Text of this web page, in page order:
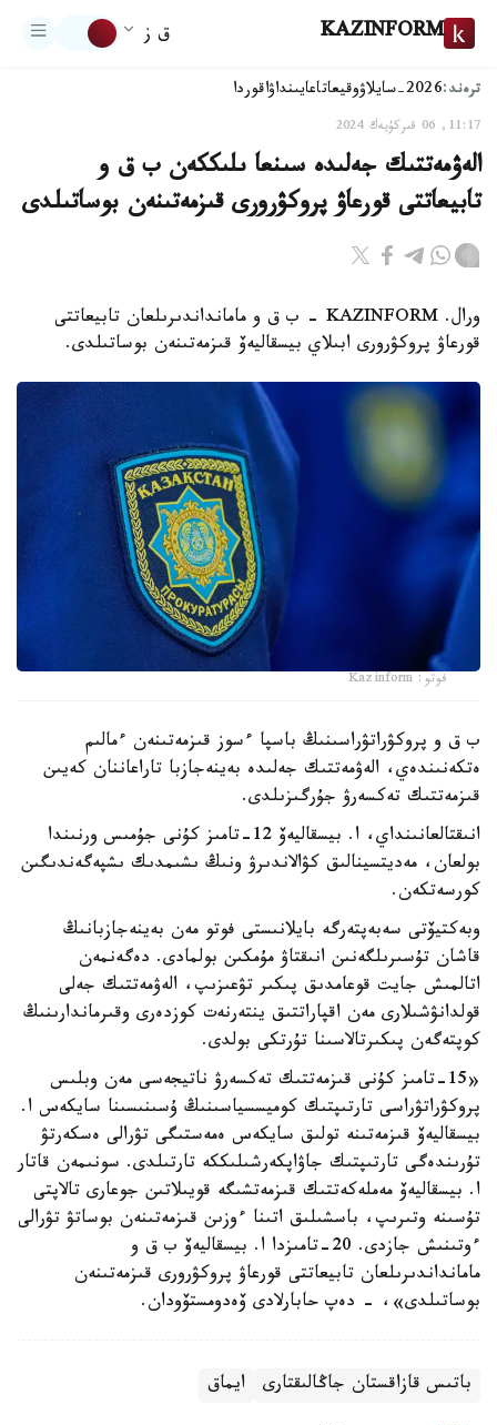
KAZINFORM ق ز
ترەند:2026-سايلاۋ وقيعاتاعايىنداۋاقوردا
11:17, 06 قىركۇيەك 2024
الەۋمەتتىك جەلىدە سىنعا ىلىككەن ب ق و
تابيعاتتى قورعاۋ پروكۋرورى قىزمەتىنەن بوساتىلدى
ورال. KAZINFORM - ب ق و مامانداندىرىلعان تابيعاتتى
قورعاۋ پروكۋرورى ابىلاي بيسقاليەۆ قىزمەتىنەن بوساتىلدى.
فوتو: Kazinform
ب ق و پروكۋراتۋراسىنىڭ باسپا ءسوز قىزمەتىنەن ءمالىم
ەتكەنىندەي، الەۋمەتتىك جەلىدە بەينەجازبا تاراعاننان كەيىن
قىزمەتتىك تەكسەرۋ جۇرگىزىلدى.
انىقتالعانىنداي، ا. بيسقاليەۆ 12-تامىز كۇنى جۇمىس ورنىندا
بولعان، مەديتسينالىق كۋالاندىرۋ ونىڭ ىشىمدىك ىشپەگەندىگىن
كورسەتكەن.
وبەكتيۆتى سەبەپتەرگە بايلانىستى فوتو مەن بەينەجازبانىڭ
قاشان تۇسىرىلگەنىن انىقتاۋ مۇمكىن بولمادى. دەگەنمەن
اتالمىش جايت قوعامدىق پىكىر تۋعىزىپ، الەۋمەتتىك جەلى
قولدانۋشىلارى مەن اقپاراتتىق ينتەرنەت كوزدەرى وقىرماندارىنىڭ
كوپتەگەن پىكىرتالاسىنا تۇرتكى بولدى.
«15-تامىز كۇنى قىزمەتتىك تەكسەرۋ ناتيجەسى مەن وبلىس
پروكۋراتۋراسى تارتىپتىك كوميسسياسىنىڭ ۇسىنىسىنا سايكەس ا.
بيسقاليەۆ قىزمەتىنە تولىق سايكەس ەمەستىگى تۋرالى ەسكەرتۋ
تۇرىندەگى تارتىپتىك جاۋاپكەرشىلىككە تارتىلدى. سونىمەن قاتار
ا. بيسقاليەۆ مەملەكەتتىك قىزمەتشىگە قويىلاتىن جوعارى تالاپتى
تۇسىنە وتىرىپ، باسشىلىق اتىنا ءوزىن قىزمەتىنەن بوساتۋ تۋرالى
ءوتىنىش جازدى. 20-تامىزدا ا. بيسقاليەۆ ب ق و
مامانداندىرىلعان تابيعاتتى قورعاۋ پروكۋرورى قىزمەتىنەن
بوساتىلدى»، - دەپ حابارلادى ۆەدومستۆودان.
باتىس قازاقستان جاڭالىقتارى ايماق